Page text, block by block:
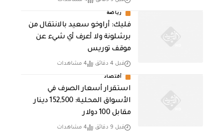
رياضة
فليك: أراوخو سعيد بالانتقال من
برشلونة ولا أعرف أي شيء عن
موقف توريس
قبل 4 دقائق 4 مشاهدات
أقتصاد
استقرار أسعار الصرف في
الأسواق المحلية: 152,500 دينار
مقابل 100 دولار
قبل 9 دقائق 4 مشاهدات